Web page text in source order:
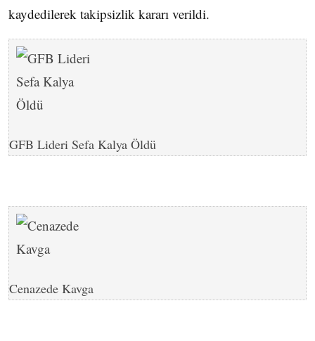
kaydedilerek takipsizlik kararı verildi.
GFB Lideri Sefa Kalya Öldü
Cenazede Kavga